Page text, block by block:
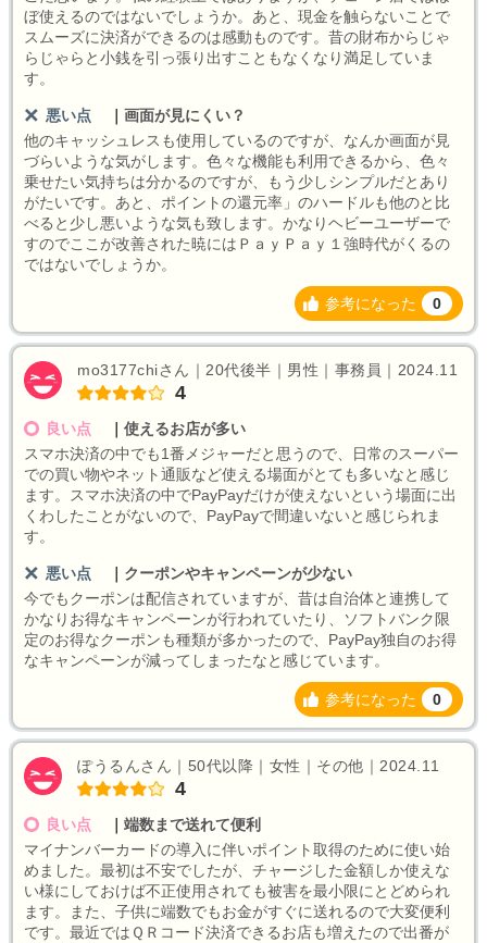
ぼ使えるのではないでしょうか。あと、現金を触らないことで
スムーズに決済ができるのは感動ものです。昔の財布からじゃ
らじゃらと小銭を引っ張り出すこともなくなり満足していま
す。
悪い点
画面が見にくい？
他のキャッシュレスも使用しているのですが、なんか画面が見
づらいような気がします。色々な機能も利用できるから、色々
乗せたい気持ちは分かるのですが、もう少しシンプルだとあり
がたいです。あと、ポイントの還元率」のハードルも他のと比
べると少し悪いような気も致します。かなりヘビーユーザーで
すのでここが改善された暁にはＰａｙＰａｙ１強時代がくるの
ではないでしょうか。
参考になった 0
mo3177chiさん｜20代後半｜男性｜事務員｜2024.11
4
良い点
使えるお店が多い
スマホ決済の中でも1番メジャーだと思うので、日常のスーパー
での買い物やネット通販など使える場面がとても多いなと感じ
ます。スマホ決済の中でPayPayだけが使えないという場面に出
くわしたことがないので、PayPayで間違いないと感じられま
す。
悪い点
クーポンやキャンペーンが少ない
今でもクーポンは配信されていますが、昔は自治体と連携して
かなりお得なキャンペーンが行われていたり、ソフトバンク限
定のお得なクーポンも種類が多かったので、PayPay独自のお得
なキャンペーンが減ってしまったなと感じています。
参考になった 0
ぽうるんさん｜50代以降｜女性｜その他｜2024.11
4
良い点
端数まで送れて便利
マイナンバーカードの導入に伴いポイント取得のために使い始
めました。最初は不安でしたが、チャージした金額しか使えな
い様にしておけば不正使用されても被害を最小限にとどめられ
ます。また、子供に端数でもお金がすぐに送れるので大変便利
です。最近ではＱＲコード決済できるお店も増えたので出番が